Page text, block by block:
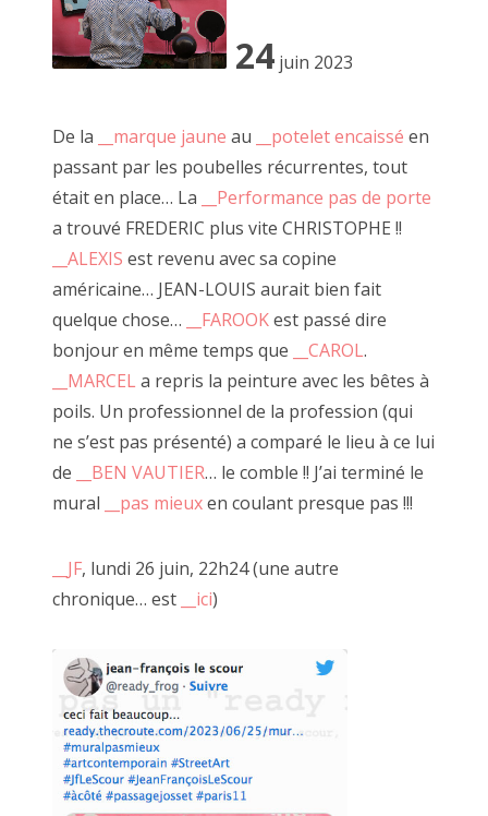
2021 octobre
2021 septembre
2021 juin
2021 mai
2021 mars
2021 avril
2021 février
2021 janvier
2020 décembre
2020 septembre
2020 octobre
2020 août
2020 juillet
2020 juin
2020 mai
24 juin 2023
De la __marque jaune au __potelet encaissé en
passant par les poubelles récurrentes, tout
était en place… La
__Performance pas de porte
a trouvé FREDERIC plus vite CHRISTOPHE !!
__ALEXIS est revenu avec sa copine
américaine… JEAN-LOUIS aurait bien fait
quelque chose…
__FAROOKest passé dire
bonjour en même temps que
__CAROL.
__MARCEL a repris la peinture avec les bêtes à
poils. Un professionnel de la profession (qui
ne s’est pas présenté) a comparé le lieu à ce lui
de
__BEN VAUTIER… le comble !! J’ai terminé le
mural
__pas mieuxen coulant presque pas !!!
__JF, lundi 26 juin, 22h24 (une autre
chronique… est
__ici)
11 novembre 2021, passage Josset
A travers son art, JF cite régulièrement Robert Filiou "l'art
est ce qui rend la vie plus intéressante que l'art" (à répeter
deux fois), il dépeint une société en crise existentielle entre
surconsommation et espoir.
Passioné par le bois et les boîtes, JF base une grande
partie de son travail sur la récupération.
Des planches et tiroirs s'assemblent, des verrous et
charnières prennent place laissant à JF l'opportunité de
dévoiler certaines boîtes mystérieuses où se cachent
régulièrement d'autres morceaux de bois.
__démonstration du diable et ses boîtes " (ou__là
__vidéo
), __encore des boîtes __6 ou 7 boîtes
__bouts
Thebois remarquables